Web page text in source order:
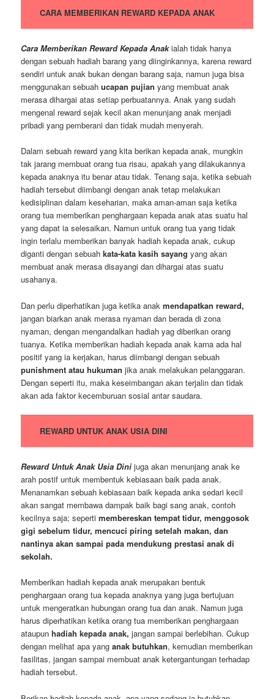
CARA MEMBERIKAN REWARD KEPADA ANAK
Cara Memberikan Reward Kepada Anakialah tidak hanya
dengan sebuah hadiah barang yang diinginkannya, karena reward
sendiri untuk anak bukan dengan barang saja, namun juga bisa
menggunakan sebuahucapan pujian yang membuat anak
merasa dihargai atas setiap perbuatannya. Anak yang sudah
mengenal reward sejak kecil akan menunjang anak menjadi
pribadi yang pemberani dan tidak mudah menyerah.
Dalam sebuah reward yang kita berikan kepada anak, mungkin
tak jarang membuat orang tua risau, apakah yang dilakukannya
kepada anaknya itu benar atau tidak. Tenang saja, ketika sebuah
hadiah tersebut diimbangi dengan anak tetap melakukan
kedisiplinan dalam keseharian, maka aman-aman saja ketika
orang tua memberikan penghargaan kepada anak atas suatu hal
yang dapat ia selesaikan. Namun untuk orang tua yang tidak
ingin terlalu memberikan banyak hadiah kepada anak, cukup
diganti dengan sebuahkata-kata kasih sayang yang akan
membuat anak merasa disayangi dan dihargai atas suatu
usahanya.
Dan perlu diperhatikan juga ketika anak mendapatkan reward,
jangan biarkan anak merasa nyaman dan berada di zona
nyaman, dengan mengandalkan hadiah yag diberikan orang
tuanya. Ketika memberikan hadiah kepada anak karna ada hal
positif yang ia kerjakan, harus diimbangi dengan sebuah
punishment atau hukuman jika anak melakukan pelanggaran.
Dengan seperti itu, maka keseimbangan akan terjalin dan tidak
akan ada faktor kecemburuan sosial antar saudara.
REWARD UNTUK ANAK USIA DINI
Reward Untuk Anak Usia Dini juga akan menunjang anak ke
arah postif untuk membentuk kebiasaan baik pada anak.
Menanamkan sebuah kebiasaan baik kepada anka sedari kecil
akan sangat membawa dampak baik bagi sang anak, contoh
kecilnya saja; sepertimembereskan tempat tidur, menggosok
gigi sebelum tidur, mencuci piring setelah makan, dan
nantinya akan sampai pada mendukung prestasi anak di
sekolah.
Memberikan hadiah kepada anak merupakan bentuk
penghargaan orang tua kepada anaknya yang juga bertujuan
untuk mengeratkan hubungan orang tua dan anak. Namun juga
harus diperhatikan ketika orang tua memberikan penghargaan
ataupunhadiah kepada anak, jangan sampai berlebihan. Cukup
dengan melihat apa yanganak butuhkan, kemudian memberikan
fasilitas, jangan sampai membuat anak ketergantungan terhadap
hadiah tersebut.